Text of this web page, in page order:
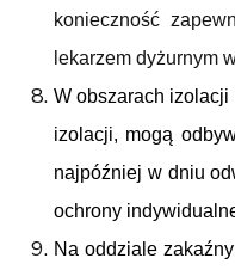
konieczność
lekarzem dyżurnym
W obszarach izolacji
izolacji, mogą
najpóźniej w dniu
ochrony
Na oddziale